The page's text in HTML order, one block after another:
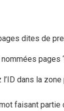
dites de
pages
dans la
faisant